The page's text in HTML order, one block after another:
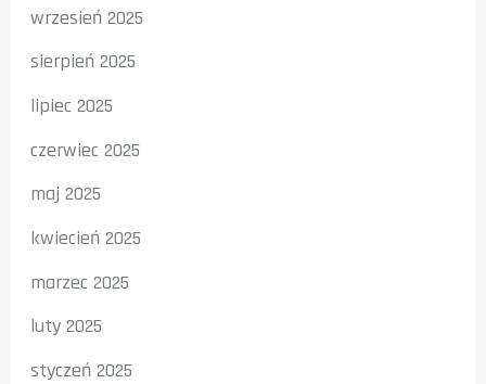
wrzesień 2025
sierpień 2025
lipiec 2025
czerwiec 2025
maj 2025
kwiecień 2025
marzec 2025
luty 2025
styczeń 2025